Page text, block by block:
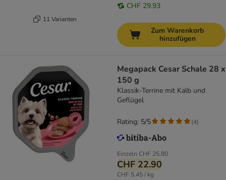
11 Varianten
CHF 29.93
Zum Warenkorb
hinzufügen
Megapack Cesar Schale 28 x
150 g
Klassik-Terrine mit Kalb und
Geflügel
Einzeln CHF 25.80
CHF 22.90
CHF 5.45 / kg
Rating: 5/5 (4)